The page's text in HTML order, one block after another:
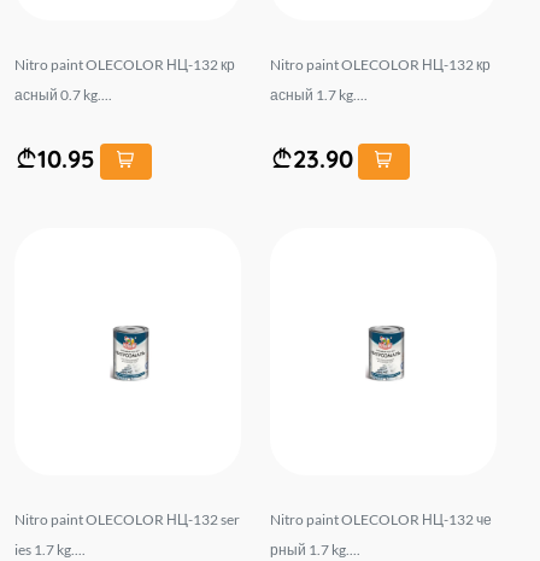
Nitro paint OLECOLOR НЦ-132 кр
асный 0.7 kg....
10.95
Nitro paint OLECOLOR НЦ-132 кр
асный 1.7 kg....
23.90
Nitro paint OLECOLOR НЦ-132 ser
ies 1.7 kg....
Nitro paint OLECOLOR НЦ-132 че
рный 1.7 kg....